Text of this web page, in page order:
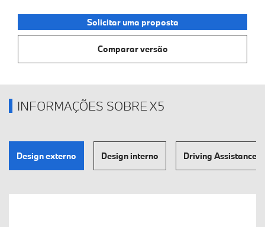
Solicitar uma proposta
Comparar versão
INFORMAÇÕES SOBRE X5
Design externo Design interno Driving Assistance